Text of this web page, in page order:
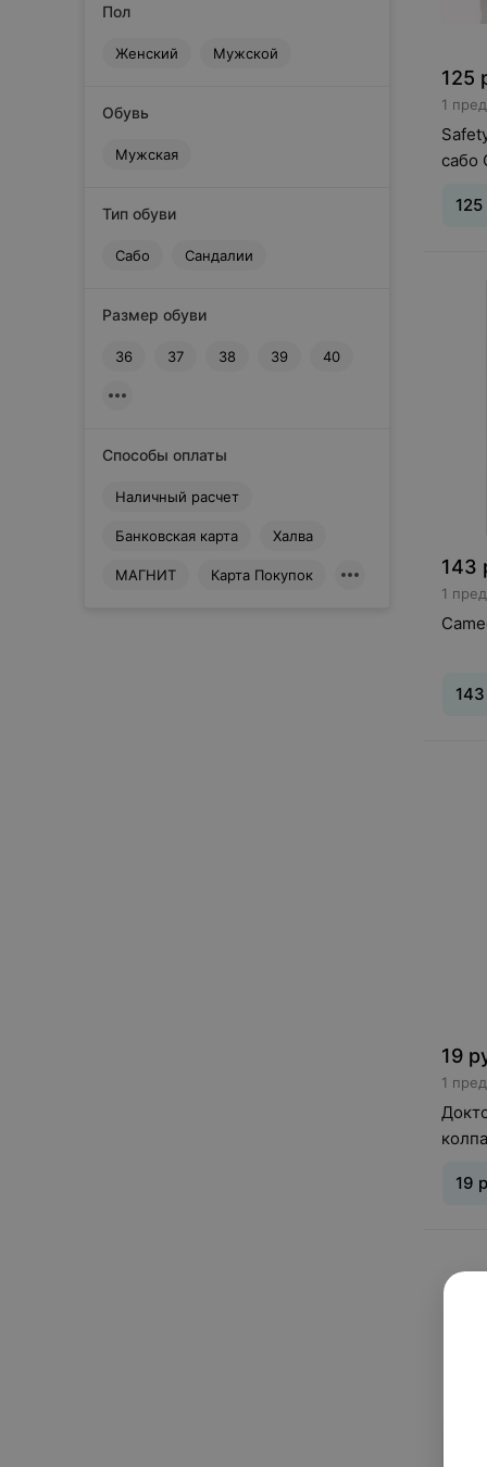
Пол
Женский Мужской
Обувь
Мужская
Тип обуви
Сабо Сандалии
Размер обуви
36 37 38 39 40
Способы оплаты
Наличный расчет
Банковская карта Халва
МАГНИТ Карта Покупок
125
1
сабо
125
143
1
143
19
1
19